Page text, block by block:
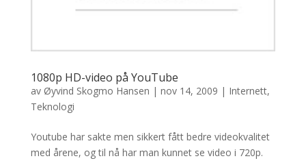
1080p HD-video på YouTube
av Øyvind Skogmo Hansen | nov 14, 2009 | Internett,
Teknologi
Youtube har sakte men sikkert fått bedre videokvalitet
med årene, og til nå har man kunnet se video i 720p.